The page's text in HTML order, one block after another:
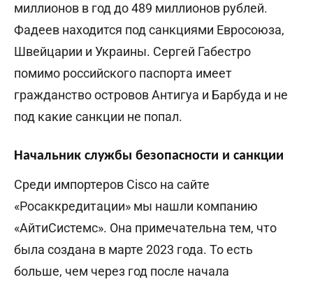
миллионов в год до 489 миллионов рублей.
Фадеев находится под санкциями Евросоюза,
Швейцарии и Украины. Сергей Габестро
помимо российского паспорта имеет
гражданство островов Антигуа и Барбуда и не
под какие санкции не попал.
Начальник службы безопасности и санкции
Среди импортеров Cisco на сайте
«Росаккредитации» мы нашли компанию
«АйтиСистемс». Она примечательна тем, что
была создана в марте 2023 года. То есть
больше, чем через год после начала